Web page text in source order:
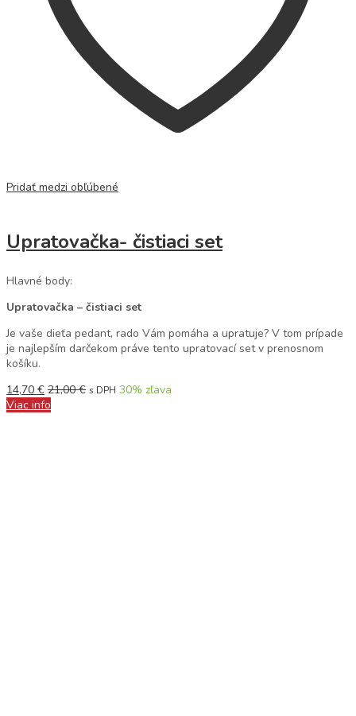
Pridať medzi obľúbené
Upratovačka- čistiaci set
Hlavné body:
Upratovačka – čistiaci set
Je vaše dieťa pedant, rado Vám pomáha a upratuje? V tom prípade
je najlepším darčekom práve tento upratovací set v prenosnom
košíku.
14,70 € 21,00€ s DPH 30% zľava
Viac info